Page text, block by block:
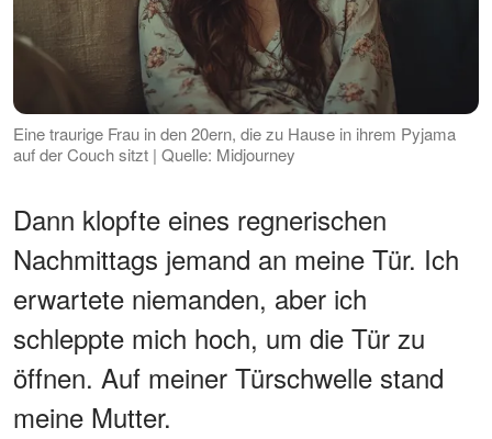
Eine traurige Frau in den 20ern, die zu Hause in ihrem Pyjama
auf der Couch sitzt | Quelle: Midjourney
Dann klopfte eines regnerischen
Nachmittags jemand an meine Tür. Ich
erwartete niemanden, aber ich
schleppte mich hoch, um die Tür zu
öffnen. Auf meiner Türschwelle stand
meine Mutter.